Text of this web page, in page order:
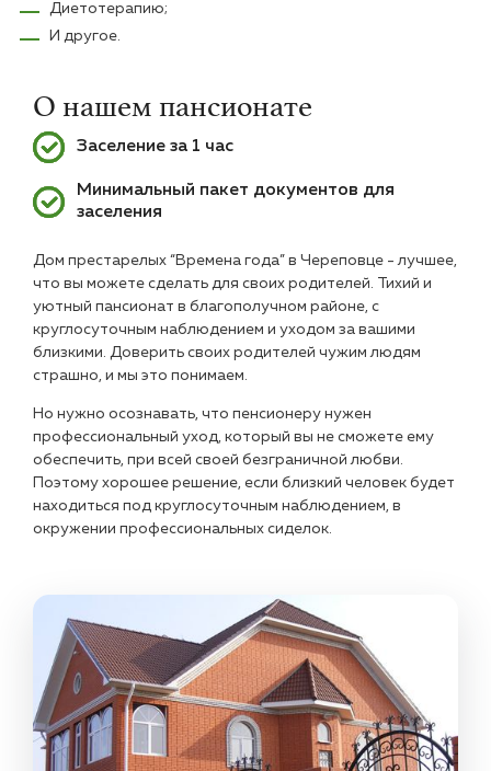
Диетотерапию;
И другое.
О нашем пансионате
Заселение за 1 час
Минимальный пакет документов для
заселения
Дом престарелых “Времена года” в Череповце - лучшее,
что вы можете сделать для своих родителей. Тихий и
уютный пансионат в благополучном районе, с
круглосуточным наблюдением и уходом за вашими
близкими. Доверить своих родителей чужим людям
страшно, и мы это понимаем.
Но нужно осознавать, что пенсионеру нужен
профессиональный уход, который вы не сможете ему
обеспечить, при всей своей безграничной любви.
Поэтому хорошее решение, если близкий человек будет
находиться под круглосуточным наблюдением, в
окружении профессиональных сиделок.